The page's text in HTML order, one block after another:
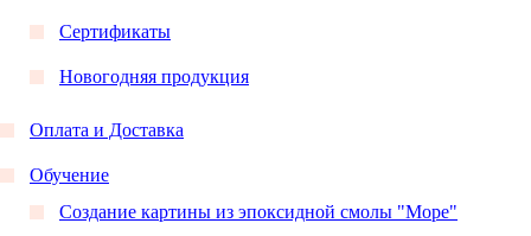
Сертификаты
Новогодняя продукция
Оплата и Доставка
Обучение
Создание картины из эпоксидной смолы "Море"